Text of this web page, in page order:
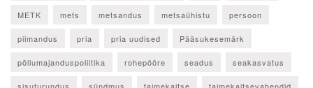
METK mets metsandus metsaühistu persoon
piimandus pria pria uudised Pääsukesemärk
põllumajanduspoliitika rohepööre seadus seakasvatus